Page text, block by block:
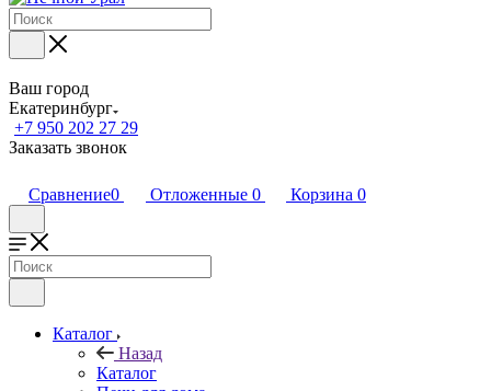
Ваш город
Екатеринбург
+7 950 202 27 29
Заказать звонок
Сравнение0 Отложенные 0 Корзина 0
Каталог
Назад
Каталог